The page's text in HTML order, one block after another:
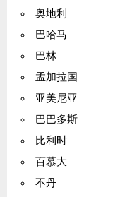
奥地利
巴哈马
巴林
孟加拉国
亚美尼亚
巴巴多斯
比利时
百慕大
不丹